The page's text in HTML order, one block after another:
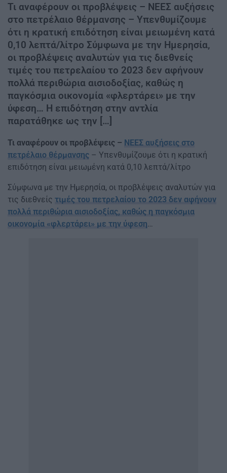
Τι αναφέρουν οι προβλέψεις – ΝΕΕΣ αυξήσεις
στο πετρέλαιο θέρμανσης – Υπενθυμίζουμε
ότι η κρατική επιδότηση είναι μειωμένη κατά
0,10 λεπτά/λίτρο Σύμφωνα με την Ημερησία,
οι προβλέψεις αναλυτών για τις διεθνείς
τιμές του πετρελαίου το 2023 δεν αφήνουν
πολλά περιθώρια αισιοδοξίας, καθώς η
παγκόσμια οικονομία «φλερτάρει» με την
ύφεση… Η επιδότηση στην αντλία
παρατάθηκε ως την […]
Τι αναφέρουν οι προβλέψεις – ΝΕΕΣ αυξήσεις στο
πετρέλαιο θέρμανσης – Υπενθυμίζουμε ότι η κρατική
επιδότηση είναι μειωμένη κατά 0,10 λεπτά/λίτρο
Σύμφωνα με την Ημερησία, οι προβλέψεις αναλυτών για
τις διεθνείς τιμές του πετρελαίου το 2023 δεν αφήνουν
πολλά περιθώρια αισιοδοξίας, καθώς η παγκόσμια
οικονομία «φλερτάρει» με την ύφεση…